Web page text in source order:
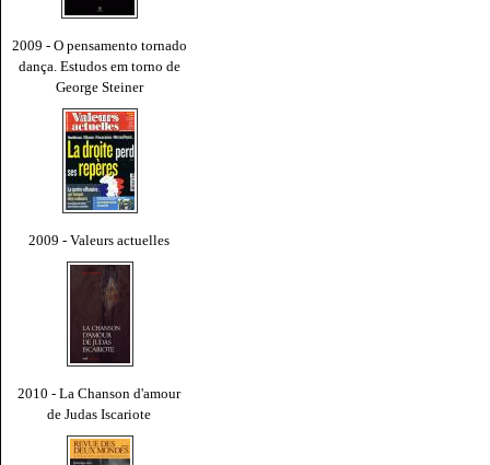
2009 - O pensamento tornado
dança. Estudos em torno de
George Steiner
2009 - Valeurs actuelles
2010 - La Chanson d'amour
de Judas Iscariote